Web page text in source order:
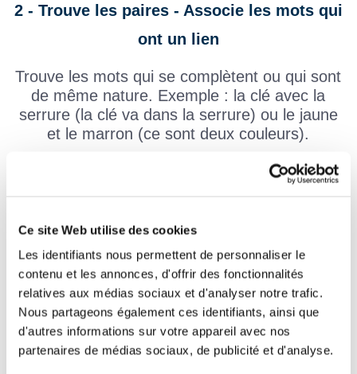
Ce site Web utilise des cookies
Les identifiants nous permettent de personnaliser le
contenu et les annonces, d'offrir des fonctionnalités
relatives aux médias sociaux et d'analyser notre trafic.
Nous partageons également ces identifiants, ainsi que
d'autres informations sur votre appareil avec nos
partenaires de médias sociaux, de publicité et d'analyse.
2 - Trouve les paires - Associe les mots qui
ont un lien
Trouve les mots qui se complètent ou qui sont
de même nature. Exemple : la clé avec la
serrure (la clé va dans la serrure) ou le jaune
et le marron (ce sont deux couleurs).
un feu